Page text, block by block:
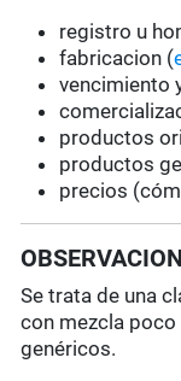
registro u
fabricacion (
vencimiento
productos
productos
precios
Se trata de una
con mezcla poco
genéricos.